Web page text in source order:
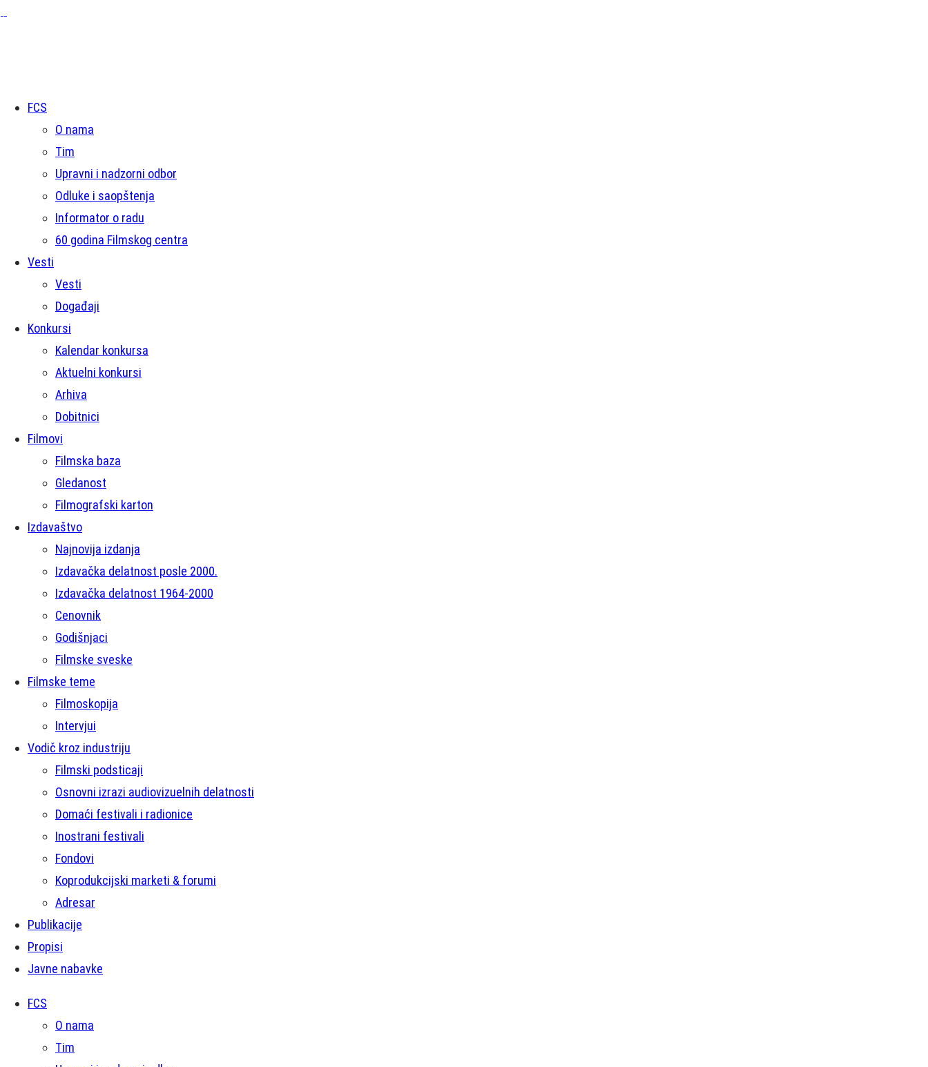
FCS
O nama
Tim
Upravni i nadzorni odbor
Odluke i saopštenja
Informator o radu
60 godina Filmskog centra
Vesti
Vesti
Događaji
Konkursi
Kalendar konkursa
Aktuelni konkursi
Arhiva
Dobitnici
Filmovi
Filmska baza
Gledanost
Filmografski karton
Izdavaštvo
Najnovija izdanja
Izdavačka delatnost posle 2000.
Izdavačka delatnost 1964-2000
Cenovnik
Godišnjaci
Filmske sveske
Filmske teme
Filmoskopija
Intervjui
Vodič kroz industriju
Filmski podsticaji
Osnovni izrazi audiovizuelnih delatnosti
Domaći festivali i radionice
Inostrani festivali
Fondovi
Koprodukcijski marketi & forumi
Adresar
Publikacije
Propisi
Javne nabavke
FCS
O nama
Tim